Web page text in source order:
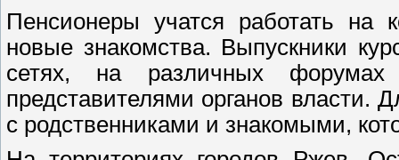
Пенсионеры учатся работать на
новые знакомства. Выпускники
сетях, на различных
представителями органов власти.
с родственниками и знакомыми,